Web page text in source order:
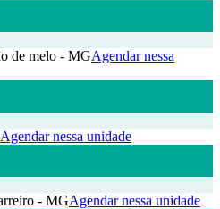
de melo - MGAgendar nessa
Agendar nessa unidade
- MGAgendar nessa unidade